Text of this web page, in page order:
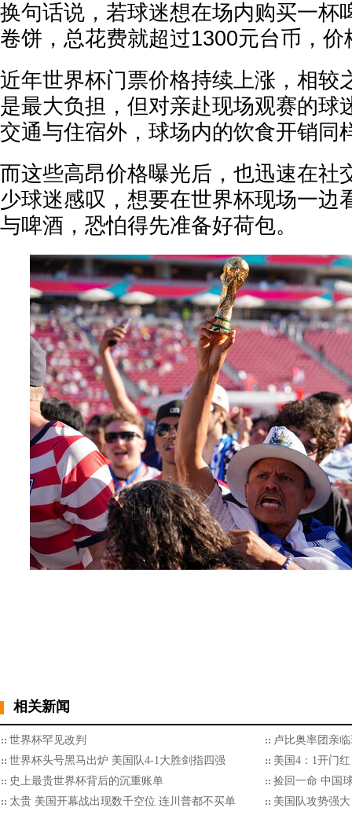
换句话说，若球迷想在场内购买一杯
卷饼，总花费就超过1300元台币，价
近年世界杯门票价格持续上涨，相较
是最大负担，但对亲赴现场观赛的球
交通与住宿外，球场内的饮食开销同
而这些高昂价格曝光后，也迅速在社
少球迷感叹，想要在世界杯现场一边
与啤酒，恐怕得先准备好荷包。
相关新闻
世界杯罕见改判
卢比奥率团亲
世界杯头号黑马出炉 美国队4-1大胜剑指四强
美国4：1开门
史上最贵世界杯背后的沉重账单
捡回一命 中国
太贵 美国开幕战出现数千空位 连川普都不买单
美国队攻势强